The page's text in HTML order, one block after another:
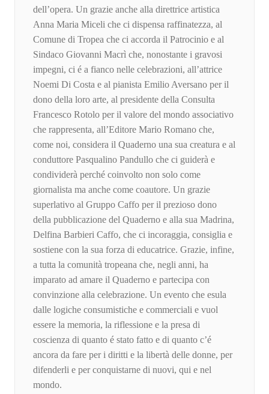
dell’opera. Un grazie anche alla direttrice artistica
Anna Maria Miceli che ci dispensa raffinatezza, al
Comune di Tropea che ci accorda il Patrocinio e al
Sindaco Giovanni Macrì che, nonostante i gravosi
impegni, ci é a fianco nelle celebrazioni, all’attrice
Noemi Di Costa e al pianista Emilio Aversano per il
dono della loro arte, al presidente della Consulta
Francesco Rotolo per il valore del mondo associativo
che rappresenta, all’Editore Mario Romano che,
come noi, considera il Quaderno una sua creatura e al
conduttore Pasqualino Pandullo che ci guiderà e
condividerà perché coinvolto non solo come
giornalista ma anche come coautore. Un grazie
superlativo al Gruppo Caffo per il prezioso dono
della pubblicazione del Quaderno e alla sua Madrina,
Delfina Barbieri Caffo, che ci incoraggia, consiglia e
sostiene con la sua forza di educatrice. Grazie, infine,
a tutta la comunità tropeana che, negli anni, ha
imparato ad amare il Quaderno e partecipa con
convinzione alla celebrazione. Un evento che esula
dalle logiche consumistiche e commerciali e vuol
essere la memoria, la riflessione e la presa di
coscienza di quanto é stato fatto e di quanto c’é
ancora da fare per i diritti e la libertà delle donne, per
difenderli e per conquistarne di nuovi, qui e nel
mondo.